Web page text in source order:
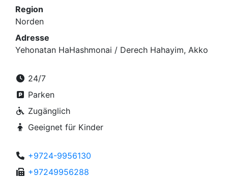
Region
Norden
Adresse
Yehonatan HaHashmonai / Derech Hahayim, Akko
24/7
Parken
Zugänglich
Geeignet für Kinder
+9724-9956130
+97249956288